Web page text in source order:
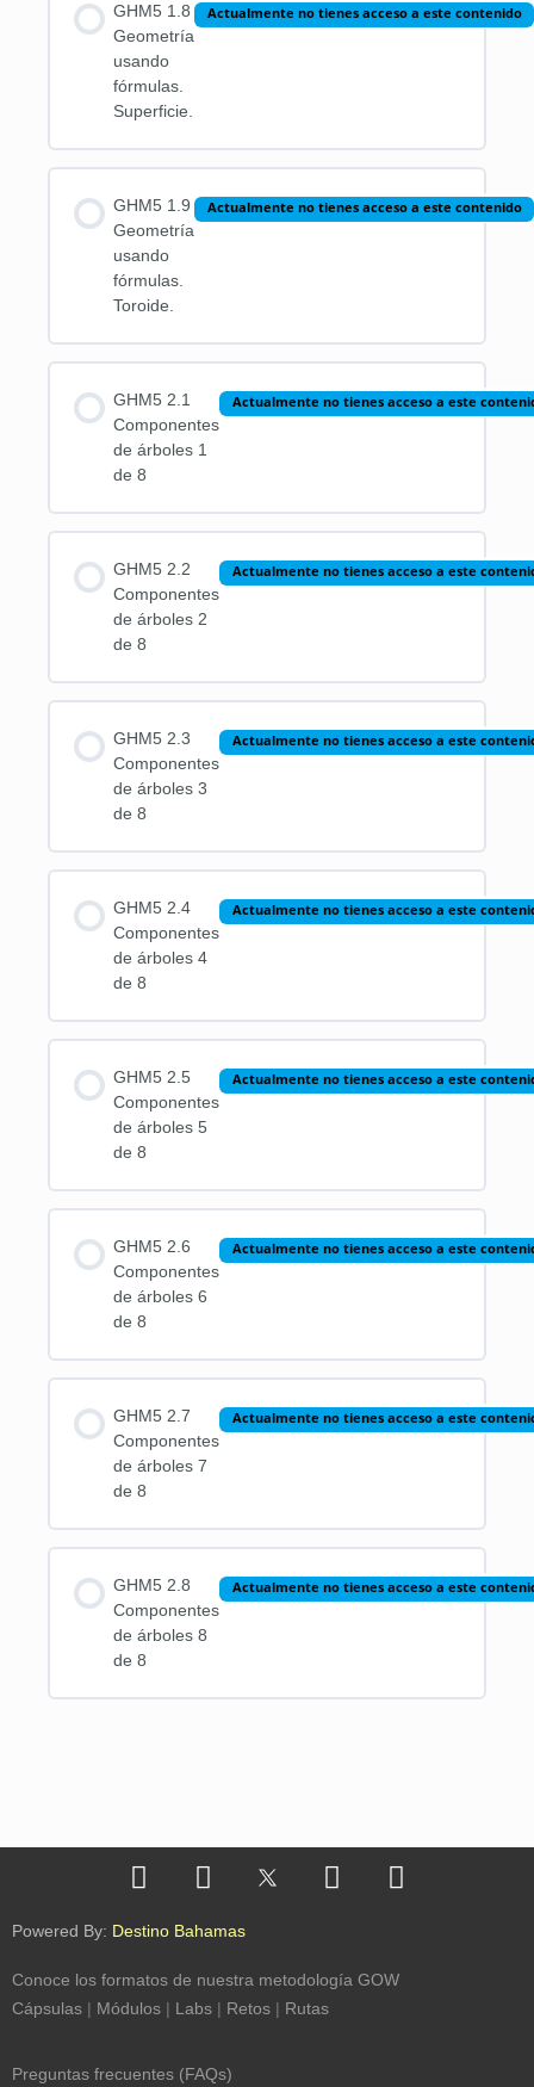
GHM5 1.8
Geometría
usando
fórmulas.
Superficie.
Actualmente no tienes acceso a este contenido
GHM5 1.9
Geometría
usando
fórmulas.
Toroide.
Actualmente no tienes acceso a este contenido
GHM5 2.1
Componentes
de árboles 1
de 8
Actualmente no tienes acceso a este
GHM5 2.2
Componentes
de árboles 2
de 8
Actualmente no tienes acceso a este
GHM5 2.3
Componentes
de árboles 3
de 8
Actualmente no tienes acceso a este
GHM5 2.4
Componentes
de árboles 4
de 8
Actualmente no tienes acceso a este
GHM5 2.5
Componentes
de árboles 5
de 8
Actualmente no tienes acceso a este
GHM5 2.6
Componentes
de árboles 6
de 8
Actualmente no tienes acceso a este
GHM5 2.7
Componentes
de árboles 7
de 8
Actualmente no tienes acceso a este
GHM5 2.8
Componentes
de árboles 8
de 8
Actualmente no tienes acceso a este
Powered By: Destino Bahamas
Conoce los formatos de nuestra metodología GOW
Cápsulas | Módulos | Labs | Retos | Rutas
Preguntas frecuentes (FAQs)